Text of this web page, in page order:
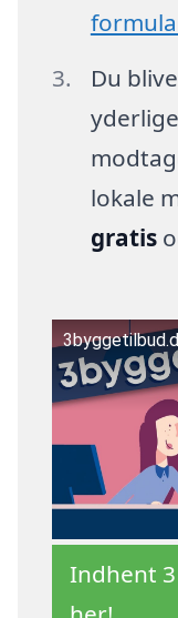
Du
lokale
gratis
Indhent